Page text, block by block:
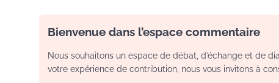
Bienvenue dans l’espace commentaire
Nous souhaitons un espace de débat, d’échange et de
votre expérience de contribution, nous vous invitons à